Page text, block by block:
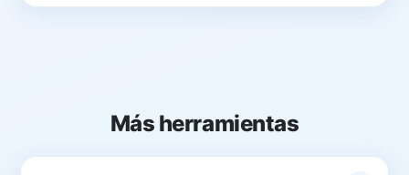
Más herramientas